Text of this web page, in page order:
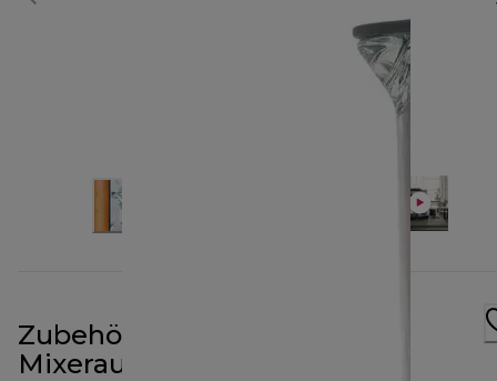
Zubehör ThermoResist Glas-
Mixeraufsatz KAH359GL